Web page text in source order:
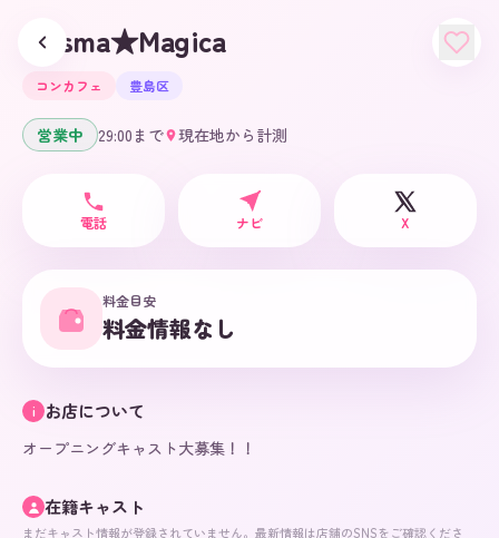
Prisma★Magica
コンカフェ 豊島区
営業中 29:00 まで 現在地から計測
電話 ナビ X
料金目安
料金情報なし
i お店について
オープニングキャスト大募集！！
在籍キャスト
まだキャスト情報が登録されていません。最新情報は店舗のSNSをご確認くださ